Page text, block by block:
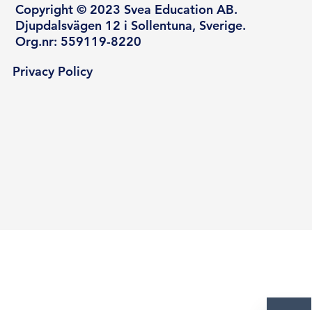
Copyright © 2023 Svea Education AB.
Djupdalsvägen 12 i Sollentuna, Sverige.
Org.nr: 559119-8220
Privacy Policy